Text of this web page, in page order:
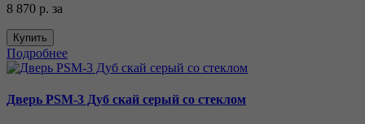
8 870 р. за
Купить
Подробнее
Дверь PSM-3 Дуб скай серый со стеклом